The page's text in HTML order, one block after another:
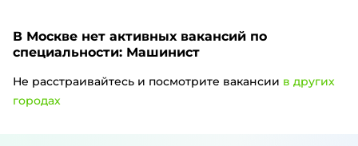
В Москве нет активных вакансий по
специальности: Машинист
Не расстраивайтесь и посмотрите вакансии в других
городах